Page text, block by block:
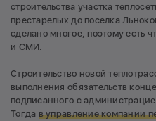
строительства участка
престарелых до поселка
сделано многое, поэтому есть
и СМИ.
Строительство новой
выполнения обязательств
подписанного c
Тогда в управление компании